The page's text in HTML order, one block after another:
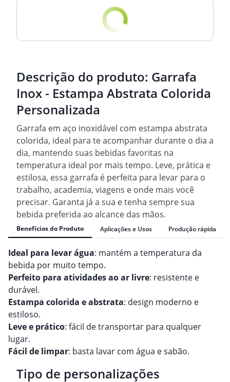
Descrição do produto: Garrafa
Inox - Estampa Abstrata Colorida
Personalizada
Garrafa em aço inoxidável com estampa abstrata
colorida, ideal para te acompanhar durante o dia a
dia, mantendo suas bebidas favoritas na
temperatura ideal por mais tempo. Leve, prática e
estilosa, essa garrafa é perfeita para levar para o
trabalho, academia, viagens e onde mais você
precisar. Garanta já a sua e tenha sempre sua
bebida preferida ao alcance das mãos.
Benefícios do Produto Aplicações e Usos Produção rápida
Ideal para levar água: mantém a temperatura da
bebida por muito tempo.
Perfeito para atividades ao ar livre: resistente e
durável.
Estampa colorida e abstrata: design moderno e
estiloso.
Leve e prático: fácil de transportar para qualquer
lugar.
Fácil de limpar: basta lavar com água e sabão.
Tipo de personalizações